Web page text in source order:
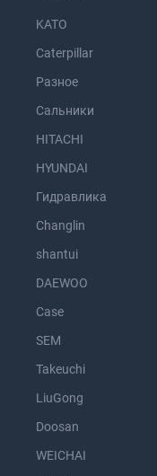
KATO
Caterpillar
Разное
Сальники
HITACHI
HYUNDAI
Гидравлика
Changlin
shantui
DAEWOO
Case
SEM
Takeuchi
LiuGong
Doosan
WEICHAI